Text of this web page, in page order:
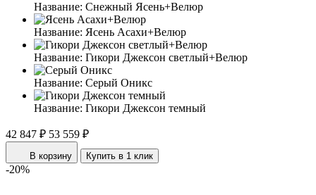
Название: Снежный Ясень+Велюр
Название: Ясень Асахи+Велюр
Название: Гикори Джексон светлый+Велюр
Название: Серый Оникс
Название: Гикори Джексон темный
42 847 ₽ 53 559 ₽
В корзину Купить в 1 клик
-20%